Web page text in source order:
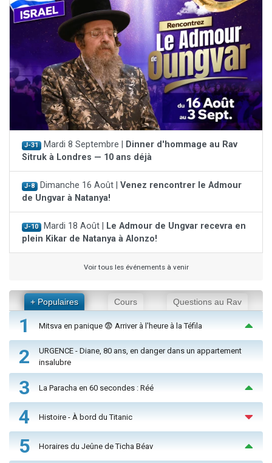
J-31 Mardi 8 Septembre |
Dinner d'hommage au Rav
Sitruk à Londres — 10 ans déjà
J-8 Dimanche 16 Août | Venez rencontrer le Admour
de Ungvar à Natanya!
J-10 Mardi 18 Août |
Le Admour de Ungvar recevra en
plein Kikar de Natanya à Alonzo!
Voir tous les événements à venir
+ Populaires Cours Questions au Rav
1 Mitsva en panique 😨 Arriver à l'heure à la Téfila
2
URGENCE - Diane, 80 ans, en danger dans un appartement
insalubre
3 La Paracha en 60 secondes : Réé
4 Histoire - À bord du Titanic
5 Horaires du Jeûne de Ticha Béav